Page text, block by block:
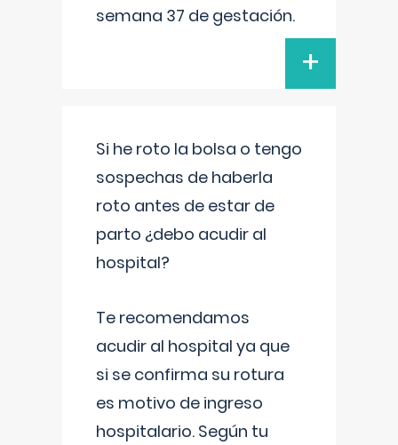
semana 37 de gestación.
+
Si he roto la bolsa o tengo
sospechas de haberla
roto antes de estar de
parto ¿debo acudir al
hospital?
Te recomendamos
acudir al hospital ya que
si se confirma su rotura
es motivo de ingreso
hospitalario. Según tu